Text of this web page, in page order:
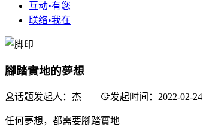
互动•有您
联络•我在
腳踏實地的夢想
话题发起人：杰 发起时间：2022-02-24
任何夢想，都需要腳踏實地